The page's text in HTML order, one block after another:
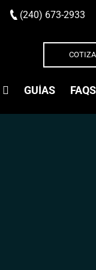
(240) 673-2933
GUÍAS FAQS